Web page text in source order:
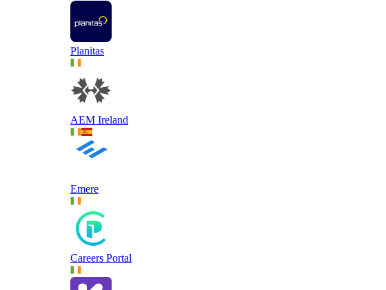
Planitas
AEM Ireland
Emere
Careers Portal